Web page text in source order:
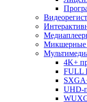
Микшерные
4K+
FULL
UHD-